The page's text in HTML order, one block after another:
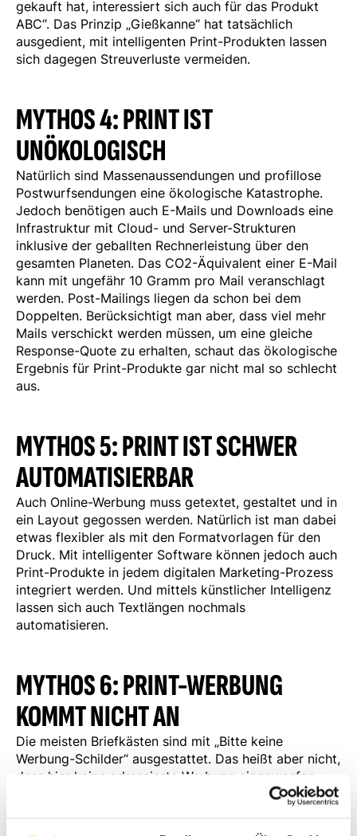
gekauft hat, interessiert sich auch für das Produkt
ABC“. Das Prinzip „Gießkanne“ hat tatsächlich
ausgedient, mit intelligenten Print-Produkten lassen
sich dagegen Streuverluste vermeiden.
MYTHOS 4: PRINT IST
UNÖKOLOGISCH
Natürlich sind Massenaussendungen und profillose
Postwurfsendungen eine ökologische Katastrophe.
Jedoch benötigen auch E-Mails und Downloads eine
Infrastruktur mit Cloud- und Server-Strukturen
inklusive der geballten Rechnerleistung über den
gesamten Planeten. Das CO2-Äquivalent einer E-Mail
kann mit ungefähr 10 Gramm pro Mail veranschlagt
werden. Post-Mailings liegen da schon bei dem
Doppelten. Berücksichtigt man aber, dass viel mehr
Mails verschickt werden müssen, um eine gleiche
Response-Quote zu erhalten, schaut das ökologische
Ergebnis für Print-Produkte gar nicht mal so schlecht
aus.
MYTHOS 5: PRINT IST SCHWER
AUTOMATISIERBAR
Auch Online-Werbung muss getextet, gestaltet und in
ein Layout gegossen werden. Natürlich ist man dabei
etwas flexibler als mit den Formatvorlagen für den
Druck. Mit intelligenter Software können jedoch auch
Print-Produkte in jedem digitalen Marketing-Prozess
integriert werden. Und mittels künstlicher Intelligenz
lassen sich auch Textlängen nochmals
automatisieren.
MYTHOS 6: PRINT-WERBUNG
KOMMT NICHT AN
Die meisten Briefkästen sind mit „Bitte keine
Werbung-Schilder“ ausgestattet. Das heißt aber nicht,
dass hier keine adressierte Werbung eingeworfen
werden darf. Bei einem Werbebrief ist im Gegensatz
Einverständnis der Adressaten notwendig. Hier ist